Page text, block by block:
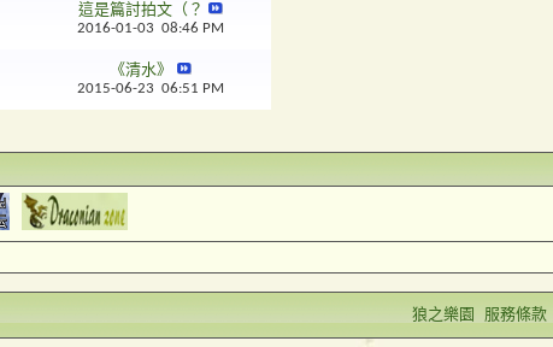
這是篇討拍文（？
2016-01-03 08:46 PM
《清水》
2015-06-23 06:51 PM
狼之樂園 服務條款